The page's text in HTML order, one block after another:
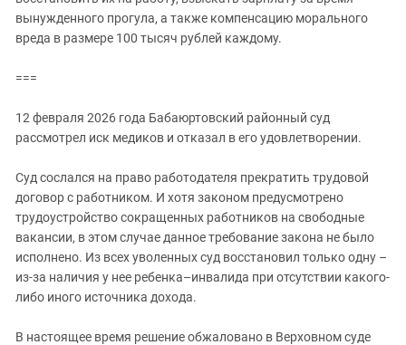
вынужденного прогула, а также компенсацию морального
вреда в размере 100 тысяч рублей каждому.
===
12 февраля 2026 года Бабаюртовский районный суд
рассмотрел иск медиков и отказал в его удовлетворении.
Суд сослался на право работодателя прекратить трудовой
договор с работником. И хотя законом предусмотрено
трудоустройство сокращенных работников на свободные
вакансии, в этом случае данное требование закона не было
исполнено. Из всех уволенных суд восстановил только одну –
из-за наличия у нее ребенка–инвалида при отсутствии какого-
либо иного источника дохода.
В настоящее время решение обжаловано в Верховном суде